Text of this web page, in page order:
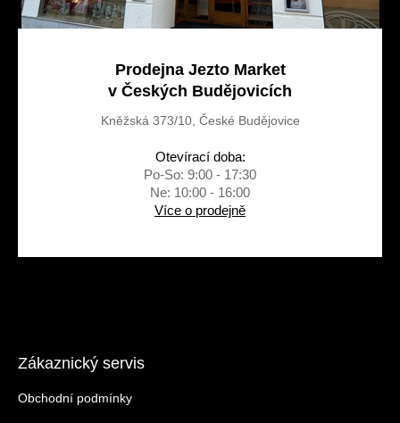
Prodejna Jezto Market
v Českých Budějovicích
Kněžská 373/10, České Budějovice
Otevírací doba:
Po-So: 9:00 - 17:30
Ne: 10:00 - 16:00
Více o prodejně
Zákaznický servis
Obchodní podmínky